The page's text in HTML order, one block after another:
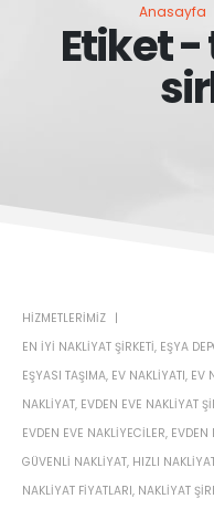
Anasayfa
Etiket
HIZMETLERIMIZ
EN IYI NAKLIYAT ŞIRKETI, EŞYA
EŞYASI TAŞIMA, EV NAKLIYATI, EV
NAKLIYAT, EVDEN EVE NAKLIYAT
EVDEN EVE NAKLIYECILER, EVDEN
GÜVENLI NAKLIYAT, HIZLI
NAKLIYAT FIYATLARI, NAKLIYAT